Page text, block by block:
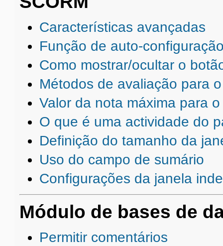
Características avançadas
Função de auto-
Como mostrar/ocultar o
Métodos de avaliação para
Valor da nota máxima para
O que é uma actividade do
Definição do tamanho da
Uso do campo de sumário
Configurações da janela
Módulo de bases de
Permitir comentários